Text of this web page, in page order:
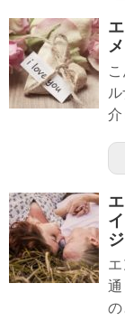
介
ジ
通
の